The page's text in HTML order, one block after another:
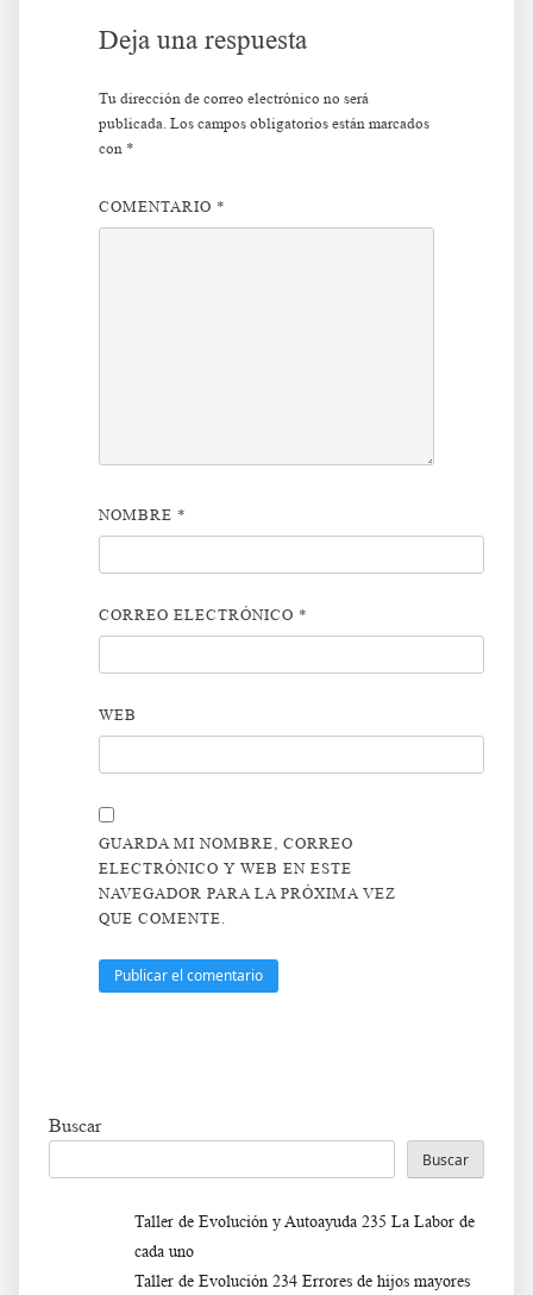
Deja una respuesta
Tu dirección de correo electrónico no será
publicada. Los campos obligatorios están marcados
con *
COMENTARIO *
NOMBRE *
CORREO ELECTRÓNICO *
WEB
GUARDA MI NOMBRE, CORREO
ELECTRÓNICO Y WEB EN ESTE
NAVEGADOR PARA LA PRÓXIMA VEZ
QUE COMENTE.
Buscar
Buscar
Taller de Evolución y Autoayuda 235 La Labor de
cada uno
Taller de Evolución 234 Errores de hijos mayores